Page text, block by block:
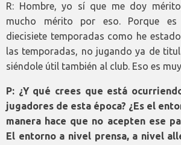
R: Hombre, yo sí que me doy
mucho mérito por eso. Porque
diecisiete temporadas como he
las temporadas, no jugando ya de
siéndole útil también al club. Eso es
P: ¿Y qué crees que está
jugadores de esta época? ¿Es el
manera hace que no acepten ese
El entorno a nivel prensa, a nivel